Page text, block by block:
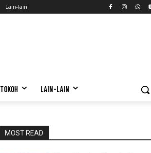
Lain-lain
TOKOH LAIN-LAIN
MOST READ